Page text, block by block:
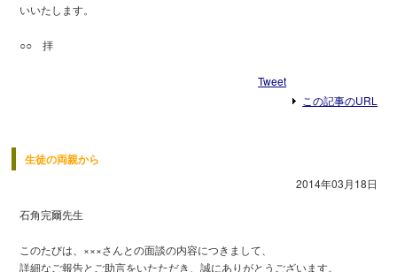
いいたします。
○○ 拝
Tweet
この記事のURL
生徒の両親から
2014年03月18日
石角完爾先生
このたびは、×××さんとの面談の内容につきまして、
詳細なご報告とご助言をいたただき、誠にありがとうございます。